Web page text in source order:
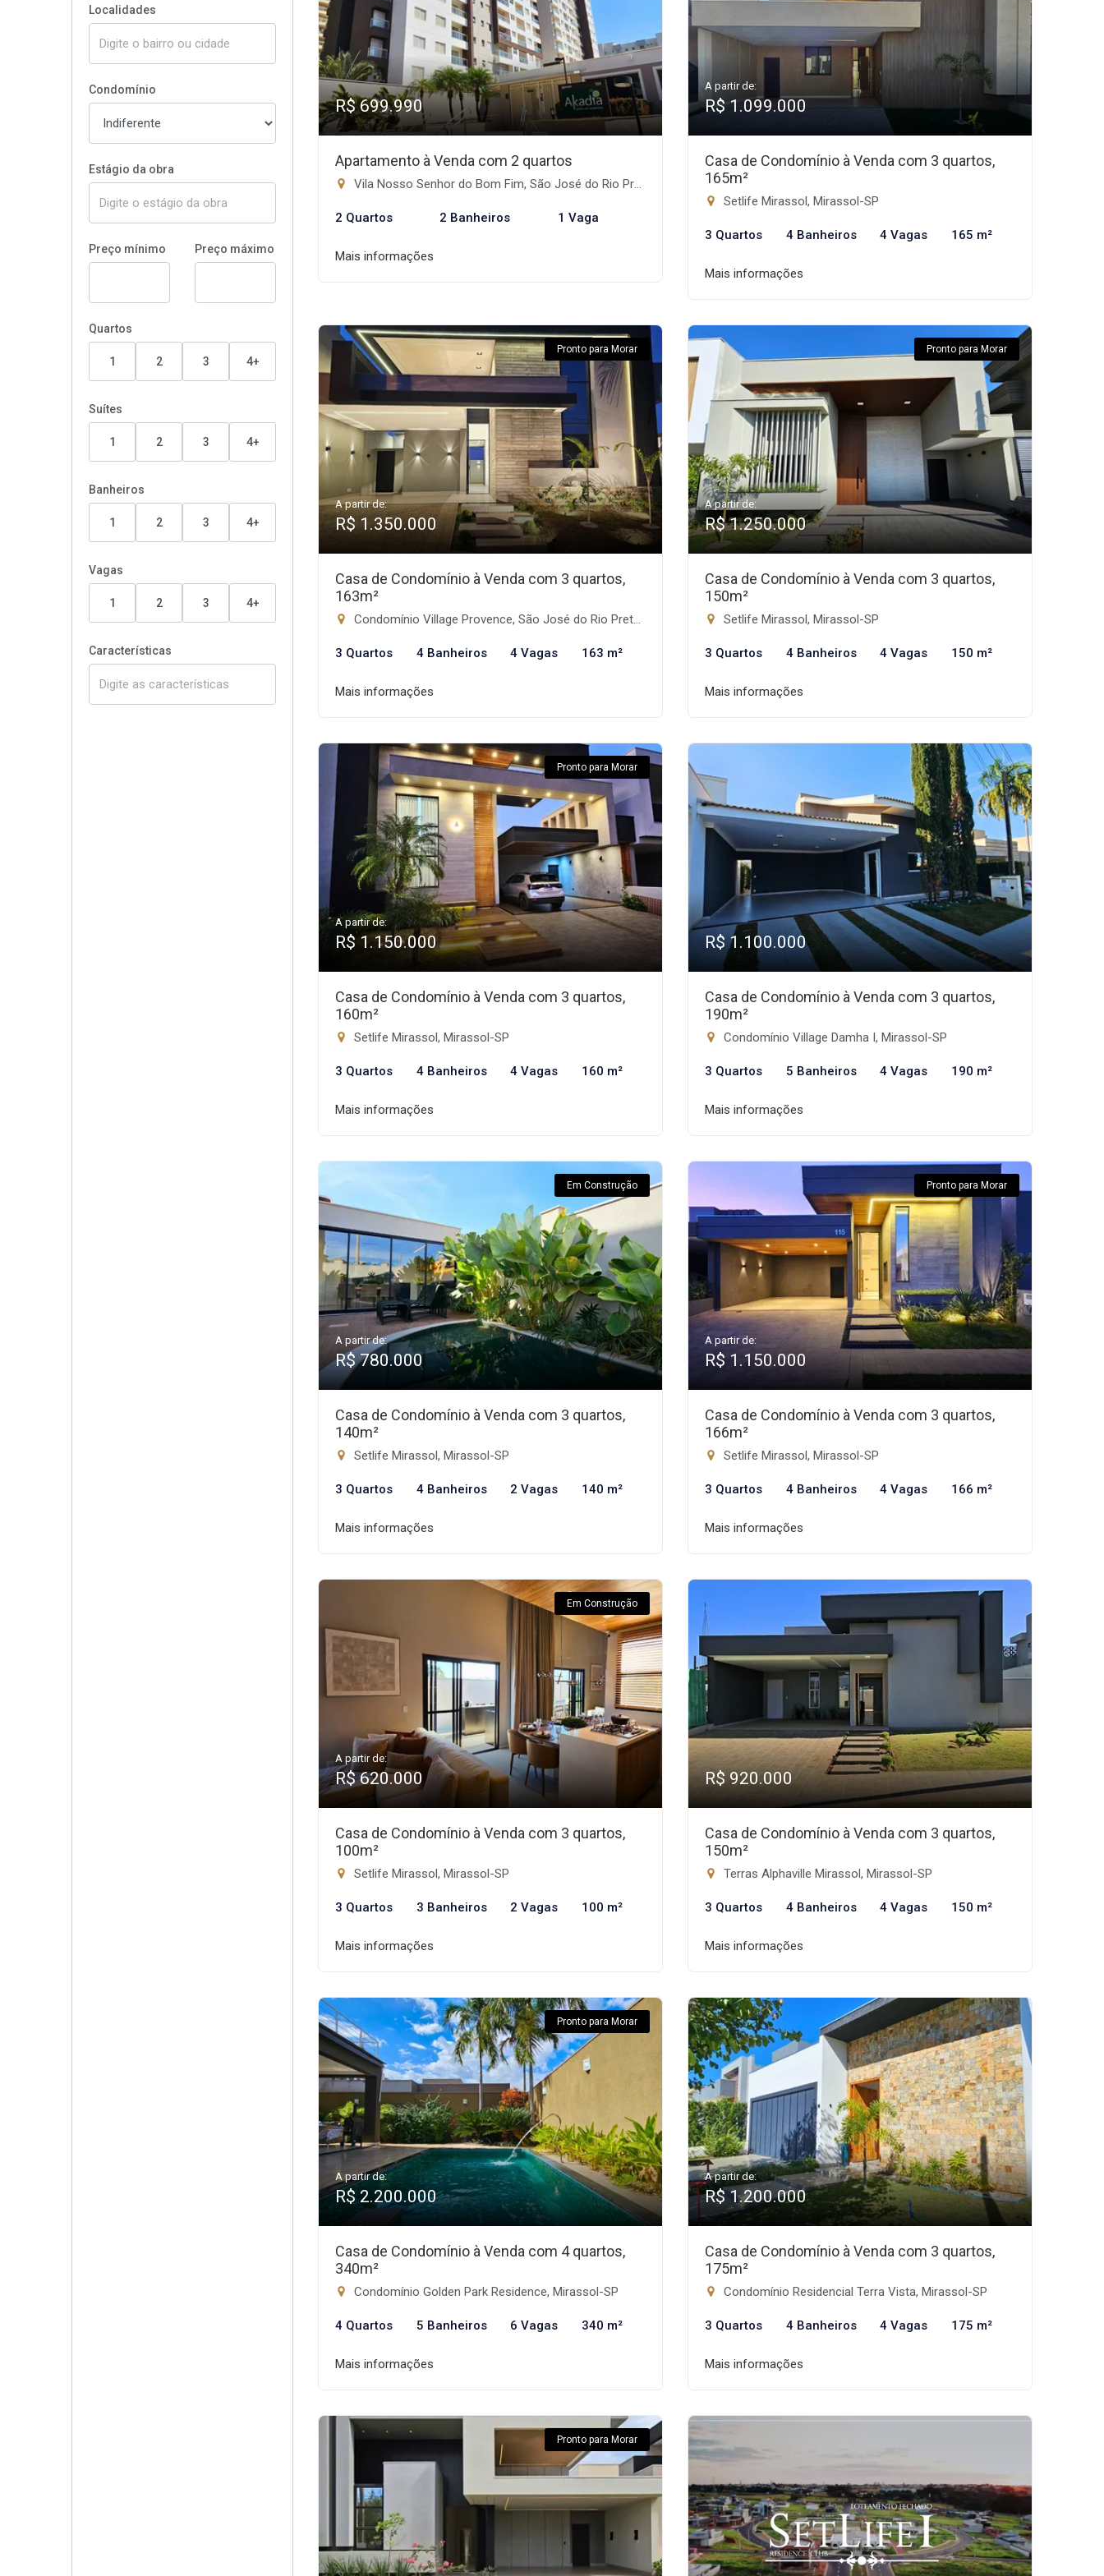
Localidades
Condomínio
Estágio da obra
Preço mínimo Preço máximo
Quartos
1 2 3 4+
Suítes
1 2 3 4+
Banheiros
1 2 3 4+
Vagas
1 2 3 4+
Características
R$ 699.990
Apartamento à Venda com 2 quartos
Vila Nosso Senhor do Bom Fim, São José do Rio Preto-SP
2 Quartos 2 Banheiros 1 Vaga
Mais informações
A partir de:
R$ 1.099.000
Casa de Condomínio à Venda com 3 quartos,
165m²
Setlife Mirassol, Mirassol-SP
3 Quartos 4 Banheiros 4 Vagas 165 m²
Mais informações
Pronto para Morar
A partir de:
R$ 1.350.000
Casa de Condomínio à Venda com 3 quartos,
163m²
Condomínio Village Provence, São José do Rio Preto-SP
3 Quartos 4 Banheiros 4 Vagas 163 m²
Mais informações
Pronto para Morar
A partir de:
R$ 1.250.000
Casa de Condomínio à Venda com 3 quartos,
150m²
Setlife Mirassol, Mirassol-SP
3 Quartos 4 Banheiros 4 Vagas 150 m²
Mais informações
Pronto para Morar
A partir de:
R$ 1.150.000
Casa de Condomínio à Venda com 3 quartos,
160m²
Setlife Mirassol, Mirassol-SP
3 Quartos 4 Banheiros 4 Vagas 160 m²
Mais informações
R$ 1.100.000
Casa de Condomínio à Venda com 3 quartos,
190m²
Condomínio Village Damha I, Mirassol-SP
3 Quartos 5 Banheiros 4 Vagas 190 m²
Mais informações
Em Construção
A partir de:
R$ 780.000
Casa de Condomínio à Venda com 3 quartos,
140m²
Setlife Mirassol, Mirassol-SP
3 Quartos 4 Banheiros 2 Vagas 140 m²
Mais informações
Pronto para Morar
A partir de:
R$ 1.150.000
Casa de Condomínio à Venda com 3 quartos,
166m²
Setlife Mirassol, Mirassol-SP
3 Quartos 4 Banheiros 4 Vagas 166 m²
Mais informações
Em Construção
A partir de:
R$ 620.000
Casa de Condomínio à Venda com 3 quartos,
100m²
Setlife Mirassol, Mirassol-SP
3 Quartos 3 Banheiros 2 Vagas 100 m²
Mais informações
R$ 920.000
Casa de Condomínio à Venda com 3 quartos,
150m²
Terras Alphaville Mirassol, Mirassol-SP
3 Quartos 4 Banheiros 4 Vagas 150 m²
Mais informações
Pronto para Morar
A partir de:
R$ 2.200.000
Casa de Condomínio à Venda com 4 quartos,
340m²
Condomínio Golden Park Residence, Mirassol-SP
4 Quartos 5 Banheiros 6 Vagas 340 m²
Mais informações
A partir de:
R$ 1.200.000
Casa de Condomínio à Venda com 3 quartos,
175m²
Condomínio Residencial Terra Vista, Mirassol-SP
3 Quartos 4 Banheiros 4 Vagas 175 m²
Mais informações
Pronto para Morar